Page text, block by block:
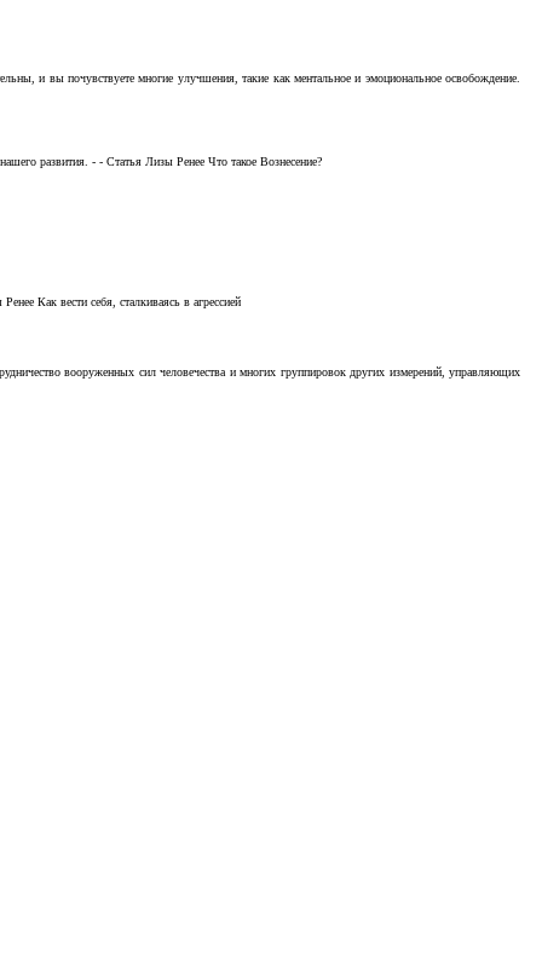
и вы почувствуете многие улучшения, такие как ментальное и эмоциональное освобождение.
развития. - - Статья Лизы Ренее Что такое Вознесение?
Как вести себя, сталкиваясь в агрессией
вооруженных сил человечества и многих группировок других измерений, управляющих